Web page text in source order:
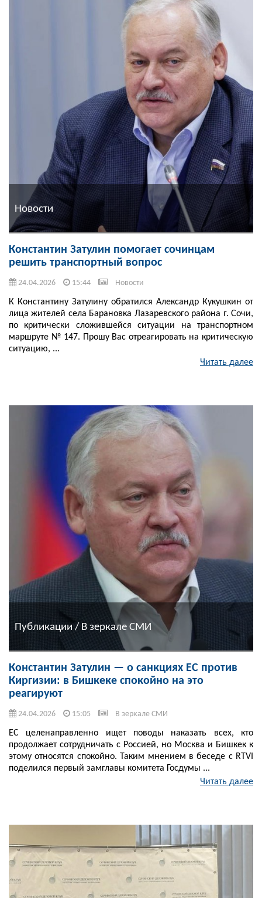
Новости
Константин Затулин помогает сочинцам
решить транспортный вопрос
24.04.2026 15:44 Новости
К Константину Затулину обратился Александр Кукушкин от
лица жителей села Барановка Лазаревского района г. Сочи,
по критически сложившейся ситуации на транспортном
маршруте № 147. Прошу Вас отреагировать на критическую
ситуацию, ...
Читать далее
Публикации / В зеркале СМИ
Константин Затулин — о санкциях ЕС против
Киргизии: в Бишкеке спокойно на это
реагируют
24.04.2026 15:05 В зеркале СМИ
ЕС целенаправленно ищет поводы наказать всех, кто
продолжает сотрудничать с Россией, но Москва и Бишкек к
этому относятся спокойно. Таким мнением в беседе с RTVI
поделился первый замглавы комитета Госдумы ...
Читать далее